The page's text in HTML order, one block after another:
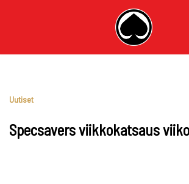
Specsavers viikkokatsaus
Uutiset